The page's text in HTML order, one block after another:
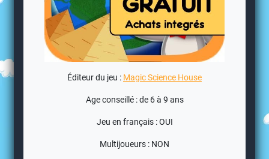
Éditeur du jeu : Magic Science House
Age conseillé : de 6 à 9 ans
Jeu en français : OUI
Multijoueurs : NON